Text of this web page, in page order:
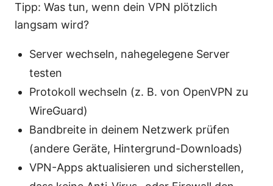
Tipp: Was tun, wenn dein VPN plötzlich
langsam wird?
Server wechseln, nahegelegene Server
testen
Protokoll wechseln (z. B. von OpenVPN zu
WireGuard)
Bandbreite in deinem Netzwerk prüfen
(andere Geräte, Hintergrund-Downloads)
VPN-Apps aktualisieren und sicherstellen,